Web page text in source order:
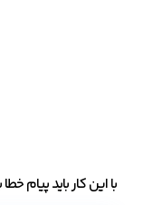
با این کار باید پیام